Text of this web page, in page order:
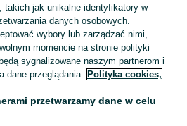
Skorzystaj z największego serwisu ogłoszeniowego - Ochla i okolice! Kupuj to, czego pragniesz i sprzedawaj to, czego już nie potrzebujesz! Zobacz
takich jak unikalne identyfikatory w
danych osobowych.
wybory lub zarządzać nimi,
momencie na stronie polityki
sygnalizowane naszym partnerom i
dane przeglądania. Polityka cookies,
przetwarzamy dane w celu